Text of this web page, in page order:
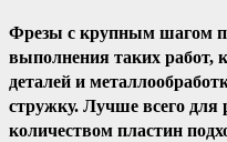
Фрезы с крупным шагом
выполнения таких работ,
деталей и
стружку. Лучше всего
количеством пластин